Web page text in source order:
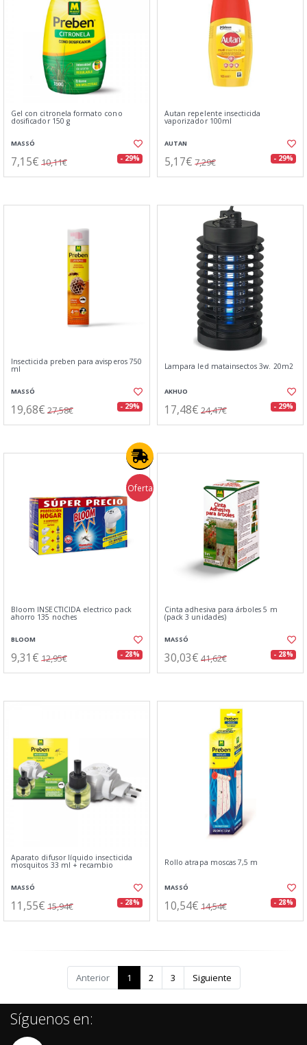
Gel con citronela formato cono
dosificador 150 g
MASSÓ
7,15€ 10,11€ - 29%
Autan repelente insecticida
vaporizador 100ml
AUTAN
5,17€ 7,29€ - 29%
Insecticida preben para avisperos 750
ml
MASSÓ
19,68€ 27,58€ - 29%
Lampara led matainsectos 3w. 20m2
AKHUO
17,48€ 24,47€ - 29%
Oferta
Bloom INSECTICIDA electrico pack
ahorro 135 noches
BLOOM
9,31€ 12,95€ - 28%
Cinta adhesiva para árboles 5 m
(pack 3 unidades)
MASSÓ
30,03€ 41,62€ - 28%
Aparato difusor líquido insecticida
mosquitos 33 ml + recambio
MASSÓ
11,55€ 15,94€ - 28%
Rollo atrapa moscas 7,5 m
MASSÓ
10,54€ 14,54€ - 28%
Anterior 1 2 3 Siguiente
Síguenos en: